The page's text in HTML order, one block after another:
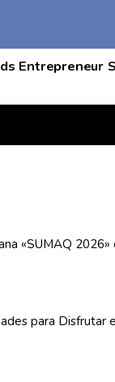
Entrepreneur
«SUMAQ
para Disfrutar